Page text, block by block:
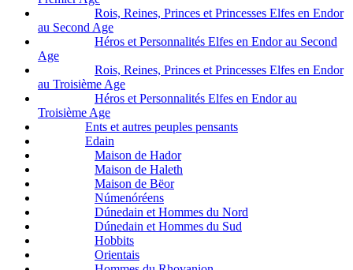
Rois, Reines, Princes et Princesses Elfes en Endor
au Second Age
Héros et Personnalités Elfes en Endor au Second
Age
Rois, Reines, Princes et Princesses Elfes en Endor
au Troisième Age
Héros et Personnalités Elfes en Endor au
Troisième Age
Ents et autres peuples pensants
Edain
Maison de Hador
Maison de Haleth
Maison de Bëor
Númenóréens
Dúnedain et Hommes du Nord
Dúnedain et Hommes du Sud
Hobbits
Orientais